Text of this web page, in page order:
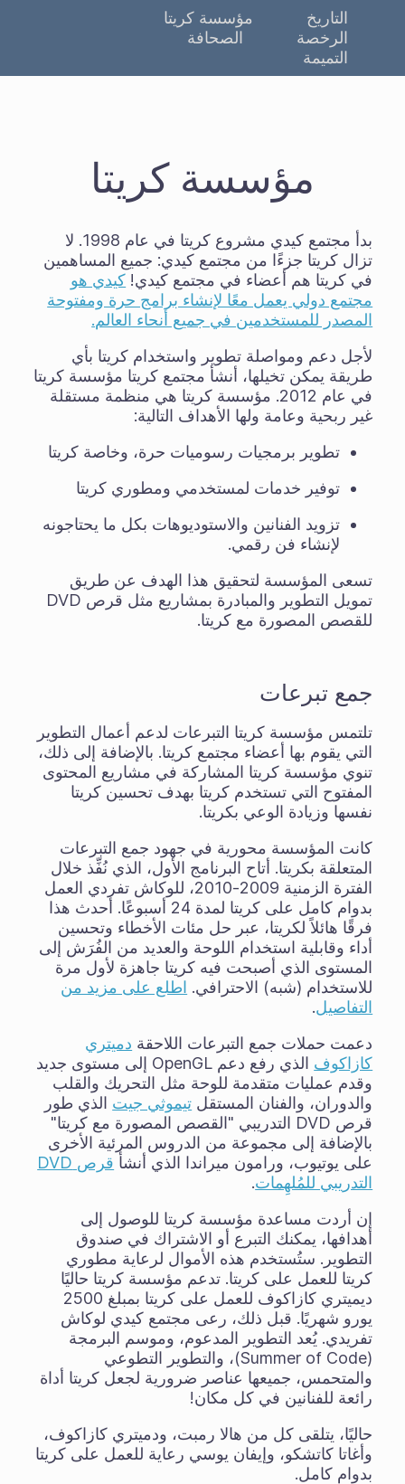
التاريخ
مؤسسة كريتا
الرخصة
الصحافة
التميمة
مؤسسة كريتا
بدأ مجتمع كيدي مشروع كريتا في عام 1998. لا
تزال كريتا جزءًا من مجتمع كيدي: جميع المساهمين
في كريتا هم أعضاء في مجتمع كيدي! كيدي هو
مجتمع دولي يعمل معًا لإنشاء برامج حرة ومفتوحة
المصدر للمستخدمين في جميع أنحاء العالم.
لأجل دعم ومواصلة تطوير واستخدام كريتا بأي
طريقة يمكن تخيلها، أنشأ مجتمع كريتا مؤسسة كريتا
في عام 2012. مؤسسة كريتا هي منظمة مستقلة
غير ربحية وعامة ولها الأهداف التالية:
تطوير برمجيات رسوميات حرة، وخاصة كريتا
توفير خدمات لمستخدمي ومطوري كريتا
تزويد الفنانين والاستوديوهات بكل ما يحتاجونه
لإنشاء فن رقمي.
تسعى المؤسسة لتحقيق هذا الهدف عن طريق
تمويل التطوير والمبادرة بمشاريع مثل قرص DVD
للقصص المصورة مع كريتا.
جمع تبرعات
تلتمس مؤسسة كريتا التبرعات لدعم أعمال التطوير
التي يقوم بها أعضاء مجتمع كريتا. بالإضافة إلى ذلك،
تنوي مؤسسة كريتا المشاركة في مشاريع المحتوى
المفتوح التي تستخدم كريتا بهدف تحسين كريتا
نفسها وزيادة الوعي بكريتا.
كانت المؤسسة محورية في جهود جمع التبرعات
المتعلقة بكريتا. أتاح البرنامج الأول، الذي نُفِّذ خلال
الفترة الزمنية 2009-2010، للوكاش تفردي العمل
بدوام كامل على كريتا لمدة 24 أسبوعًا. أحدث هذا
فرقًا هائلاً لكريتا، عبر حل مئات الأخطاء وتحسين
أداء وقابلية استخدام اللوحة والعديد من الفُرَش إلى
المستوى الذي أصبحت فيه كريتا جاهزة لأول مرة
للاستخدام (شبه) الاحترافي. اطلع على مزيد من
التفاصيل.
دعمت حملات جمع التبرعات اللاحقة دميتري
كازاكوف
الذي رفع دعم OpenGL إلى مستوى جديد
وقدم عمليات متقدمة للوحة مثل التحريك والقلب
والدوران، والفنان المستقل تيموثي جيت الذي طور
قرص DVD التدريبي "القصص المصورة مع كريتا"
بالإضافة إلى مجموعة من الدروس المرئية الأخرى
على يوتيوب، ورامون ميراندا الذي أنشأ
قرص DVD
التدريبي للمُلهِمات.
إن أردت مساعدة مؤسسة كريتا للوصول إلى
أهدافها، يمكنك التبرع أو الاشتراك في صندوق
التطوير. ستُستخدم هذه الأموال لرعاية مطوري
كريتا للعمل على كريتا. تدعم مؤسسة كريتا حاليًا
ديميتري كازاكوف للعمل على كريتا بمبلغ 2500
يورو شهريًا. قبل ذلك، رعى مجتمع كيدي لوكاش
تفريدي. يُعد التطوير المدعوم، وموسم البرمجة
(Summer of Code)، والتطوير التطوعي
والمتحمس، جميعها عناصر ضرورية لجعل كريتا أداة
رائعة للفنانين في كل مكان!
حاليًا، يتلقى كل من هالا رمبت، ودميتري كازاكوف،
وأغاتا كاتشكو، وإيفان يوسي رعاية للعمل على كريتا
بدوام كامل.